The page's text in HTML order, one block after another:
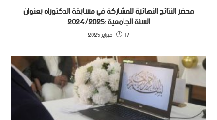
محضر النتائج النهائية للمشاركة في مسابقة الدكتوراه بعنوان
السنة الجامعية :2024/2025
17 فبراير 2025